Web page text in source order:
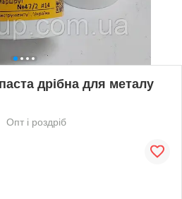
дрібна для металу
Опт і роздріб